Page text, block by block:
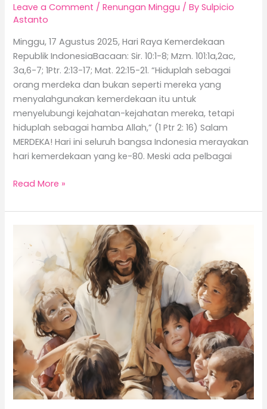
Leave a Comment /Renungan Minggu / BySulpicio
Astanto
Minggu, 17 Agustus 2025, Hari Raya Kemerdekaan
Republik IndonesiaBacaan: Sir. 10:1-8; Mzm. 101:1a,2ac,
3a,6-7; 1Ptr. 2:13-17; Mat. 22:15-21. “Hiduplah sebagai
orang merdeka dan bukan seperti mereka yang
menyalahgunakan kemerdekaan itu untuk
menyelubungi kejahatan-kejahatan mereka, tetapi
hiduplah sebagai hamba Allah,” (1 Ptr 2: 16) Salam
MERDEKA! Hari ini seluruh bangsa Indonesia merayakan
hari kemerdekaan yang ke-80. Meski ada pelbagai
Read More »
Menghalang-
halangi